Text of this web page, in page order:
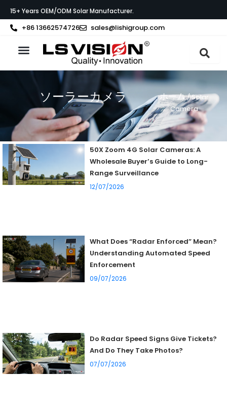
容 15+ Years OEM/ODM Solar Manufacturer.
+86 13662574726 sales@lishigroup.com
ソーラーカメラ ホーム/ Solar
Camera
50X Zoom 4G Solar Cameras: A
Wholesale Buyer’s Guide to Long-
Range Surveillance
12/07/2026
What Does “Radar Enforced” Mean?
Understanding Automated Speed
Enforcement
09/07/2026
Do Radar Speed Signs Give Tickets?
And Do They Take Photos?
07/07/2026